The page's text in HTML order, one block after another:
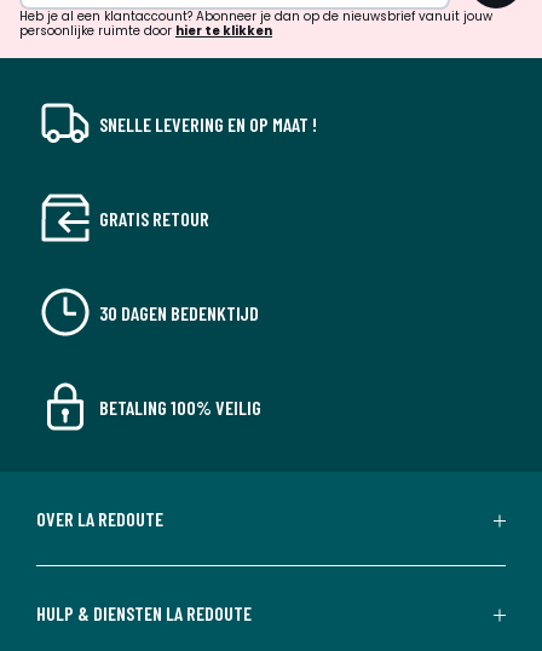
verrassingen?
Heb je al een klantaccount? Abonneer je dan op de nieuwsbrief vanuit jouw
persoonlijke ruimte door hier te klikken
SNELLE LEVERING EN OP MAAT !
GRATIS RETOUR
30 DAGEN BEDENKTIJD
BETALING 100% VEILIG
OVER LA REDOUTE
HULP & DIENSTEN LA REDOUTE